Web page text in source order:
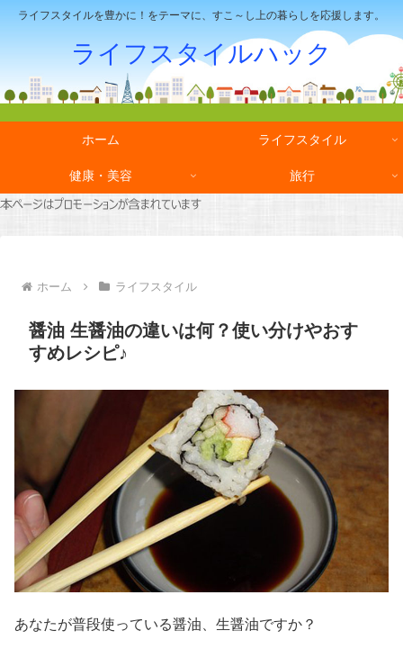
ライフスタイルを豊かに！をテーマに、すこ～し上の暮らしを応援します。
ライフスタイルハック
ホーム ライフスタイル
健康・美容 旅行
ホーム ライフスタイル
醤油 生醤油の違いは何？使い分けやおす
すめレシピ♪
あなたが普段使っている醤油、生醤油ですか？